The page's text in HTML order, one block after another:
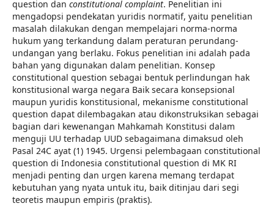
question dan constitutional complaint. Penelitian ini
mengadopsi pendekatan yuridis normatif, yaitu penelitian
masalah dilakukan dengan mempelajari norma-norma
hukum yang terkandung dalam peraturan perundang-
undangan yang berlaku. Fokus penelitian ini adalah pada
bahan yang digunakan dalam penelitian. Konsep
constitutional question sebagai bentuk perlindungan hak
konstitusional warga negara Baik secara konsepsional
maupun yuridis konstitusional, mekanisme constitutional
question dapat dilembagakan atau dikonstruksikan sebagai
bagian dari kewenangan Mahkamah Konstitusi dalam
menguji UU terhadap UUD sebagaimana dimaksud oleh
Pasal 24C ayat (1) 1945. Urgensi pelembagaan constitutional
question di Indonesia constitutional question di MK RI
menjadi penting dan urgen karena memang terdapat
kebutuhan yang nyata untuk itu, baik ditinjau dari segi
teoretis maupun empiris (praktis).